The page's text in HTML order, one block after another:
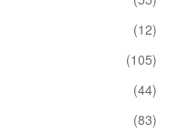
(12)
(105)
(44)
(83)